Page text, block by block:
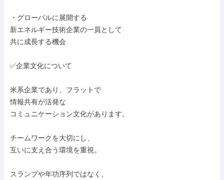
・グローバルに展開する
新エネルギー技術企業の一員として
共に成長する機会
✅企業文化について
米系企業であり、フラットで
情報共有が活発な
コミュニケーション文化があります。
チームワークを大切にし、
互いに支え合う環境を重視。
スランプや年功序列ではなく、